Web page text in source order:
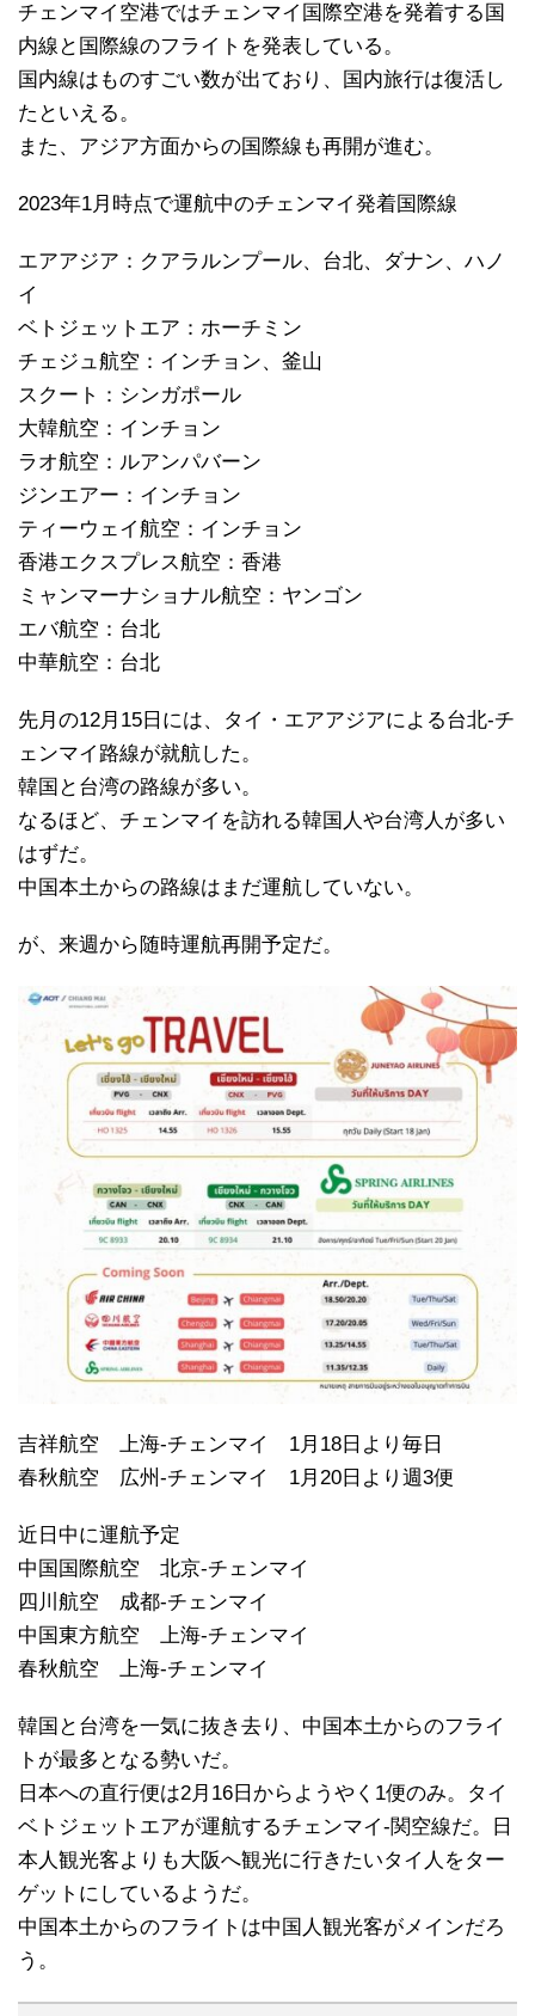
チェンマイ空港ではチェンマイ国際空港を発着する国
内線と国際線のフライトを発表している。
国内線はものすごい数が出ており、国内旅行は復活し
たといえる。
また、アジア方面からの国際線も再開が進む。
2023年1月時点で運航中のチェンマイ発着国際線
エアアジア：クアラルンプール、台北、ダナン、ハノ
イ
ベトジェットエア：ホーチミン
チェジュ航空：インチョン、釜山
スクート：シンガポール
大韓航空：インチョン
ラオ航空：ルアンパバーン
ジンエアー：インチョン
ティーウェイ航空：インチョン
香港エクスプレス航空：香港
ミャンマーナショナル航空：ヤンゴン
エバ航空：台北
中華航空：台北
先月の12月15日には、タイ・エアアジアによる台北-チ
ェンマイ路線が就航した。
韓国と台湾の路線が多い。
なるほど、チェンマイを訪れる韓国人や台湾人が多い
はずだ。
中国本土からの路線はまだ運航していない。
が、来週から随時運航再開予定だ。
吉祥航空 上海-チェンマイ 1月18日より毎日
春秋航空 広州-チェンマイ 1月20日より週3便
近日中に運航予定
中国国際航空 北京-チェンマイ
四川航空 成都-チェンマイ
中国東方航空 上海-チェンマイ
春秋航空 上海-チェンマイ
韓国と台湾を一気に抜き去り、中国本土からのフライ
トが最多となる勢いだ。
日本への直行便は2月16日からようやく1便のみ。タイ
ベトジェットエアが運航するチェンマイ-関空線だ。日
本人観光客よりも大阪へ観光に行きたいタイ人をター
ゲットにしているようだ。
中国本土からのフライトは中国人観光客がメインだろ
う。